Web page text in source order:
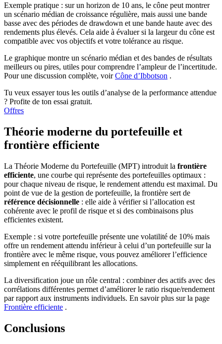
Exemple pratique : sur un horizon de 10 ans, le cône peut montrer
un scénario médian de croissance régulière, mais aussi une bande
basse avec des périodes de drawdown et une bande haute avec des
rendements plus élevés. Cela aide à évaluer si la largeur du cône est
compatible avec vos objectifs et votre tolérance au risque.
Le graphique montre un scénario médian et des bandes de résultats
meilleurs ou pires, utiles pour comprendre l’ampleur de l’incertitude.
Pour une discussion complète, voirCône d’Ibbotson .
Tu veux essayer tous les outils d’analyse de la performance attendue
? Profite de ton essai gratuit.
Offres
Théorie moderne du portefeuille et
frontière efficiente
La Théorie Moderne du Portefeuille (MPT) introduit la frontière
efficiente, une courbe qui représente des portefeuilles optimaux :
pour chaque niveau de risque, le rendement attendu est maximal. Du
point de vue de la gestion de portefeuille, la frontière sert de
référence décisionnelle : elle aide à vérifier si l’allocation est
cohérente avec le profil de risque et si des combinaisons plus
efficientes existent.
Exemple : si votre portefeuille présente une volatilité de 10% mais
offre un rendement attendu inférieur à celui d’un portefeuille sur la
frontière avec le même risque, vous pouvez améliorer l’efficience
simplement en rééquilibrant les allocations.
La diversification joue un rôle central : combiner des actifs avec des
corrélations différentes permet d’améliorer le ratio risque/rendement
par rapport aux instruments individuels. En savoir plus sur la page
Frontière efficiente .
Conclusions